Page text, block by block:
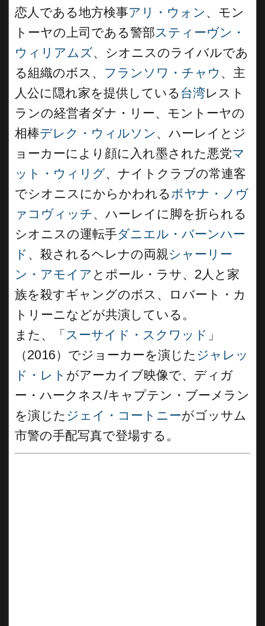
恋人である地方検事アリ・ウォン 、モン
トーヤの上司である警部スティーヴン・
ウィリアムズ、シオニスのライバルであ
る組織のボス、 フランソワ・チャウ 、主
人公に隠れ家を提供している 台湾レスト
ランの経営者ダナ・リー、モントーヤの
相棒デレク・ウィルソン 、ハーレイとジ
ョーカーにより顔に入れ墨された悪党マ
ット・ウィリグ、ナイトクラブの常連客
でシオニスにからかわれるボヤナ・ノヴ
ァコヴィッチ、ハーレイに脚を折られる
シオニスの運転手ダニエル・バーンハー
ド 、殺されるヘレナの両親シャーリー
ン・アモイア とポール・ラサ、2人と家
族を殺すギャングのボス、ロバート・カ
トリーニなどが共演している。
また、「 スーサイド・スクワッド 」
（2016）でジョーカーを演じた ジャレッ
ド・レト がアーカイブ映像で、ディガ
ー・ハークネス/キャプテン・ブーメラン
を演じた ジェイ・コートニーがゴッサム
市警の手配写真で登場する。